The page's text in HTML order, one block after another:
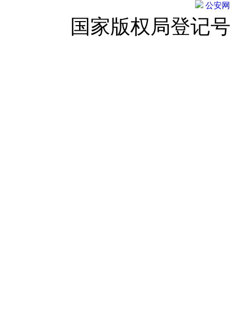
公安网
国家版权局登记